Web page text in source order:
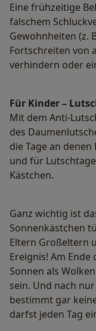
Eine frühzeitige
falschem
Gewohnheiten (z.
Fortschreiten von
verhindern oder
Für Kinder –
Mit dem Anti-
des
die Tage an
und für
Kästchen.
Ganz wichtig ist
Sonnenkästchen
Eltern Großeltern
Ereignis! Am
Sonnen als
sein. Und nach
bestimmt gar
darfst jeden Tag